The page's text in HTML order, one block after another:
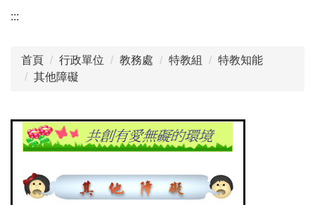
:::
首頁 行政單位 教務處 特教組
特教知能
其他障礙